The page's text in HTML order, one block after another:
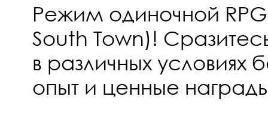
Режим одиночной
South Town)!
в различных условиях
опыт и ценные